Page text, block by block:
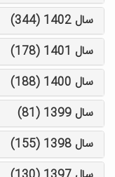
سال 1402 (344)
سال 1401 (178)
سال 1400 (188)
سال 1399 (81)
سال 1398 (155)